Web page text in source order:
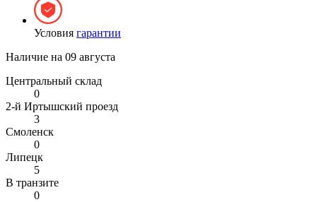
Условия гарантии
Наличие на 09 августа
Центральный склад
0
2-й Иртышский проезд
3
Смоленск
0
Липецк
5
В транзите
0